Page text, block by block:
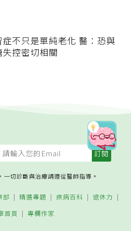
症不只是單純老化 醫：恐與
失控密切相關
一切診斷與治療請遵從醫師指導。
部 精選專題 疾病百科
退休力
首頁
專欄作家